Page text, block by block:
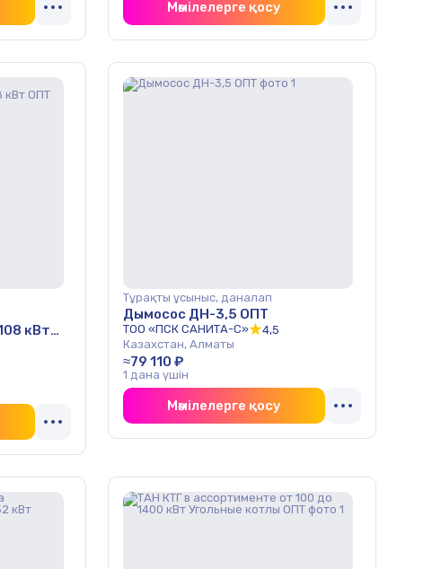
Мәмілелерге қосу
кВт
Тұрақты ұсыныс, даналап
Дымосос ДН-3,5 ОПТ
ТОО «ПСК САНИТА-С»
4,5
Казахстан, Алматы
≈79 110 ₽
1 дана үшін
Мәмілелерге қосу